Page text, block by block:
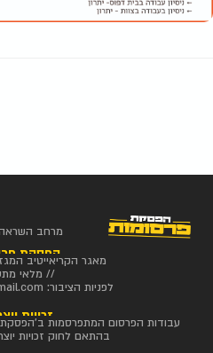
מרחב השראה
הפסקת
מאגר הקריאייטיב
// מלאי
לפניות הציבור:
זכויותעבודות הפרסום המתפרסמות
בהתאם לחוק זכויות יוצרים